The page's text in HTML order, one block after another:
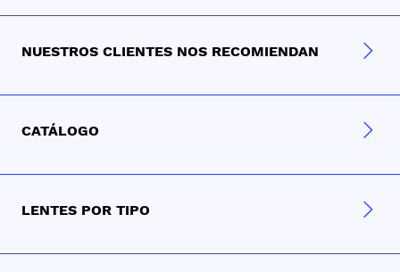
NUESTROS CLIENTES NOS RECOMIENDAN
CATÁLOGO
LENTES POR TIPO